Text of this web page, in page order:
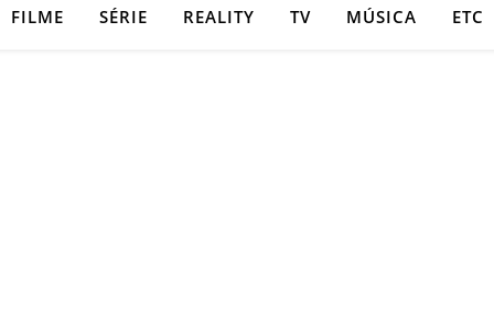
FILME SÉRIE REALITY TV MÚSICA ETC